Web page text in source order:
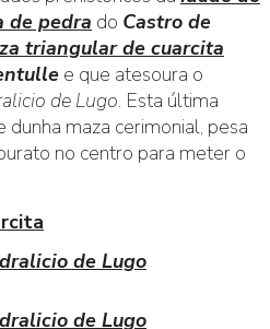
de pedra do Castro de
triangular de cuarcita
e que atesoura o
de Lugo. Esta última
maza cerimonial, pesa
no centro para meter o
de Lugo
de Lugo